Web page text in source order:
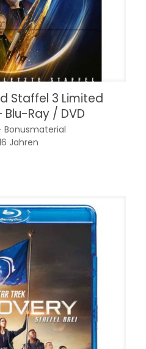
Staffel 3 Limited
Ray / DVD
Bonusmaterial
Jahren